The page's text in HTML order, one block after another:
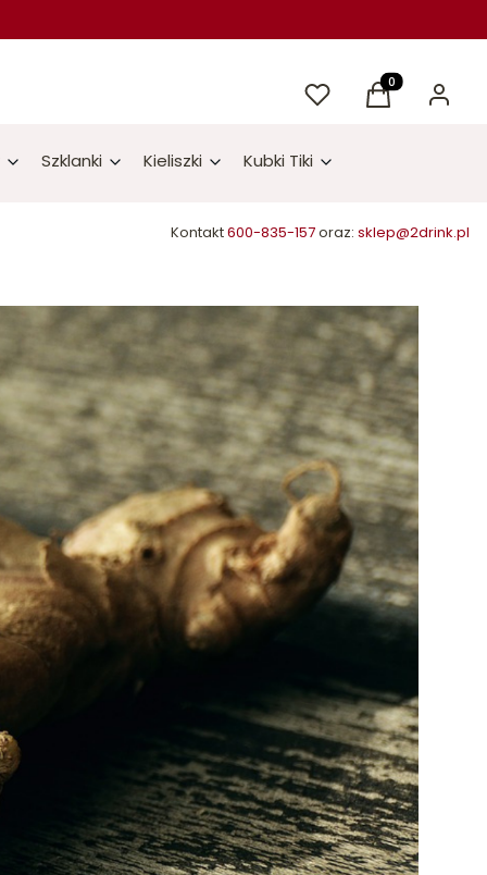
UlubioneProdukty w
Koszyk Zaloguj
Szklanki Kieliszki Kubki Tiki
Kontakt600-835-157oraz: sklep@2drink.pl